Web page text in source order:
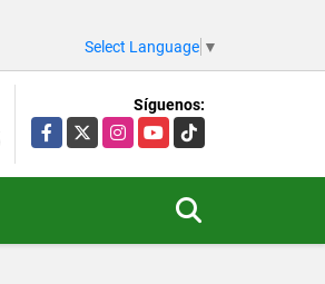
Select Language ▼
Síguenos:
Facebook
X InstagramYouTubeTikTok